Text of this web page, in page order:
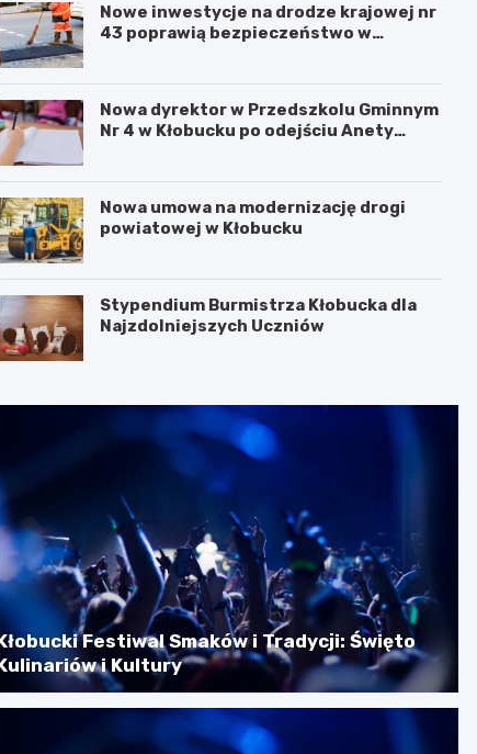
Nowe inwestycje na drodze krajowej nr
43 poprawią bezpieczeństwo w
Nowa dyrektor w Przedszkolu Gminnym
Nr 4 w Kłobucku po odejściu Anety
Nowa umowa na modernizację drogi
powiatowej w Kłobucku
Stypendium Burmistrza Kłobucka dla
Najzdolniejszych Uczniów
Festiwal Smaków i Tradycji: Święto
i Kultury